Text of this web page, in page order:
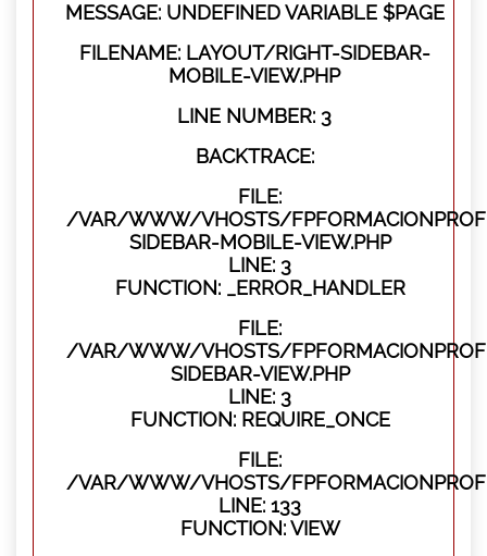
MESSAGE: UNDEFINED VARIABLE $PAGE
FILENAME: LAYOUT/RIGHT-SIDEBAR-
MOBILE-VIEW.PHP
LINE NUMBER: 3
BACKTRACE:
FILE:
/VAR/WWW/VHOSTS/
SIDEBAR-MOBILE-VIEW.PHP
LINE: 3
FUNCTION: _ERROR_HANDLER
FILE:
/VAR/WWW/VHOSTS/
SIDEBAR-VIEW.PHP
LINE: 3
FUNCTION: REQUIRE_ONCE
FILE:
/VAR/WWW/VHOSTS/
LINE: 133
FUNCTION: VIEW